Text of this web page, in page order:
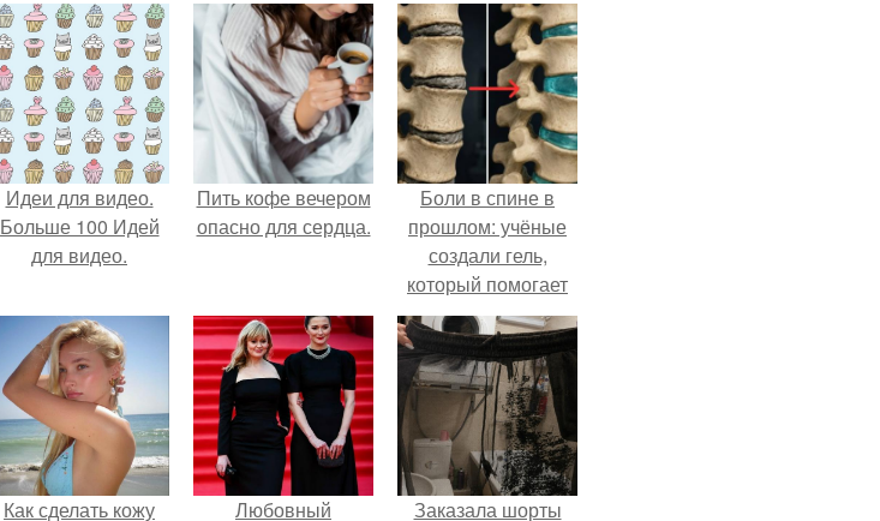
Идеи для видео.
Больше 100 Идей
для видео.
Пить кофе вечером
опасно для сердца.
Боли в спине в
прошлом: учёные
создали гель,
который помогает
восстанавливать
межпозвоночные
диски.
Как сделать кожу Любовный Заказала шорты